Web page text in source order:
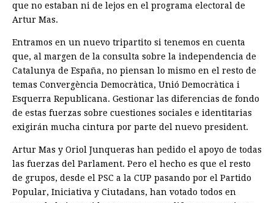
que no estaban ni de lejos en el programa electoral de
Artur Mas.
Entramos en un nuevo tripartito si tenemos en cuenta
que, al margen de la consulta sobre la independencia de
Catalunya de España, no piensan lo mismo en el resto de
temas Convergència Democràtica, Unió Democràtica i
Esquerra Republicana. Gestionar las diferencias de fondo
de estas fuerzas sobre cuestiones sociales e identitarias
exigirán mucha cintura por parte del nuevo president.
Artur Mas y Oriol Junqueras han pedido el apoyo de todas
las fuerzas del Parlament. Pero el hecho es que el resto
de grupos, desde el PSC a la CUP pasando por el Partido
Popular, Iniciativa y Ciutadans, han votado todos en